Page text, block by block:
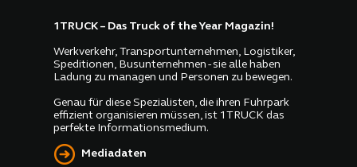
1TRUCK – Das Truck of the Year Magazin!
Werkverkehr, Transportunternehmen, Logistiker,
Speditionen, Busunternehmen - sie alle haben
Ladung zu managen und Personen zu bewegen.
Genau für diese Spezialisten, die ihren Fuhrpark
effizient organisieren müssen, ist 1TRUCK das
perfekte Informationsmedium.
Mediadaten